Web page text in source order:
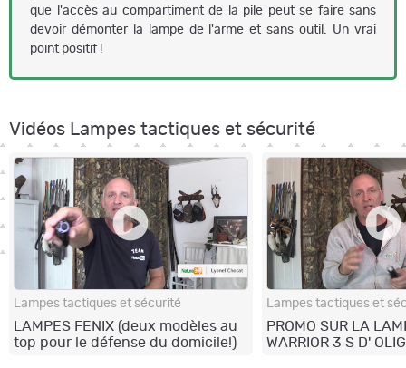
que l'accès au compartiment de la pile peut se faire sans
devoir démonter la lampe de l'arme et sans outil. Un vrai
point positif !
Vidéos Lampes tactiques et sécurité
Lampes tactiques et sécurité
LAMPES FENIX (deux modèles au
top pour le défense du domicile!)
Lampes tactiques et
PROMO SUR LA
WARRIOR 3 S D'